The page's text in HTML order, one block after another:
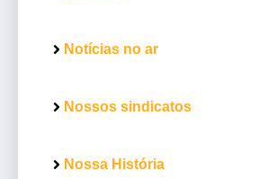
Notícias no ar
Nossos sindicatos
Nossa História